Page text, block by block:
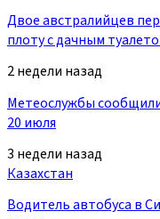
Двое австралийцев
плоту с дачным
2 недели назад
Метеослужбы
20 июля
3 недели назад
Казахстан
Водитель автобуса в